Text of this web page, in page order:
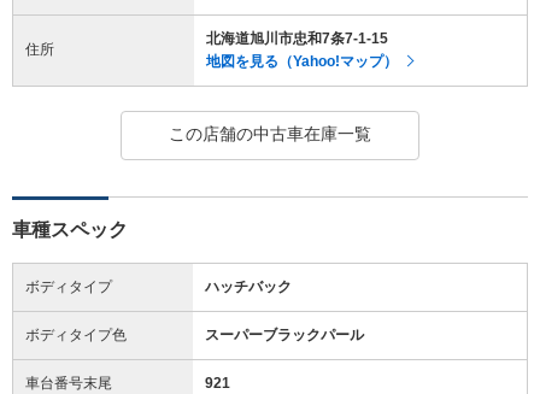
住所
北海道旭川市忠和7条7-1-15
地図を見る（Yahoo!マップ）
この店舗の中古車在庫一覧
車種スペック
ボディタイプ ハッチバック
ボディタイプ色 スーパーブラックパール
車台番号末尾 921